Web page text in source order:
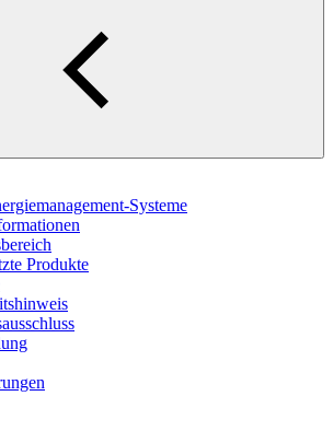
Systeme
Produkte